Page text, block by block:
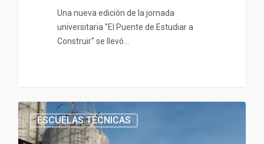
Una nueva edición de la jornada
universitaria "El Puente de Estudiar a
Construir" se llevó…
ESCUELAS TÉCNICAS